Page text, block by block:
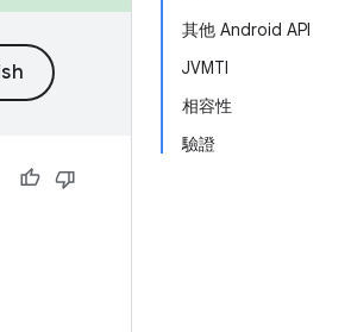
其他 Android API
JVMTI
相容性
驗證